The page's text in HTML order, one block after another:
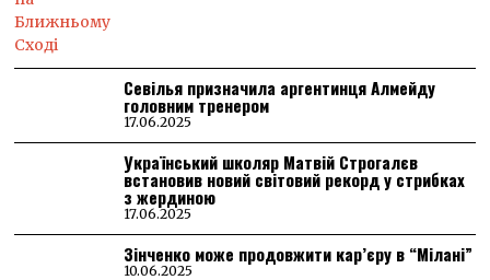
Севілья призначила аргентинця Алмейду
головним тренером
17.06.2025
Український школяр Матвій Строгалєв
встановив новий світовий рекорд у стрибках
з жердиною
17.06.2025
Зінченко може продовжити кар’єру в “Мілані”
10.06.2025